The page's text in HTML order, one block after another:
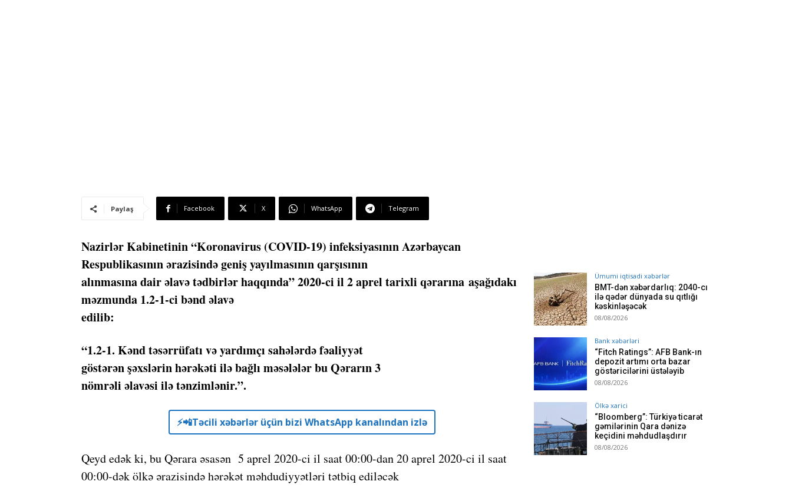
Paylaş Facebook X WhatsApp Telegram
Nazirlər Kabinetinin “Koronavirus (COVID-19) infeksiyasının Azərbaycan
Respublikasının ərazisində geniş yayılmasının qarşısının
alınmasına dair əlavə tədbirlər haqqında” 2020-ci il 2 aprel tarixli qərarına aşağıdakı
məzmunda 1.2-1-ci bənd əlavə
edilib:
“1.2-1. Kənd təsərrüfatı və yardımçı sahələrdə fəaliyyət
göstərən şəxslərin hərəkəti ilə bağlı məsələlər bu Qərarın 3
nömrəli əlavəsi ilə tənzimlənir.”.
⚡️📲Təcili xəbərlər üçün bizi WhatsApp kanalından izlə
Qeyd edək ki, bu Qərara əsasən 5 aprel 2020-ci il saat 00:00-dan 20 aprel 2020-ci il saat
00:00-dək ölkə ərazisində hərəkət məhdudiyyətləri tətbiq ediləcək
Ümumi iqtisadi xəbərlər
BMT-dən xəbərdarlıq: 2040-cı
ilə qədər dünyada su qıtlığı
kəskinləşəcək
08/08/2026
Bank xəbərləri
“Fitch Ratings”: AFB Bank-ın
depozit artımı orta bazar
göstəricilərini üstələyib
08/08/2026
Ölkə xarici
“Bloomberg”: Türkiyə ticarət
gəmilərinin Qara dənizə
keçidini məhdudlaşdırır
08/08/2026